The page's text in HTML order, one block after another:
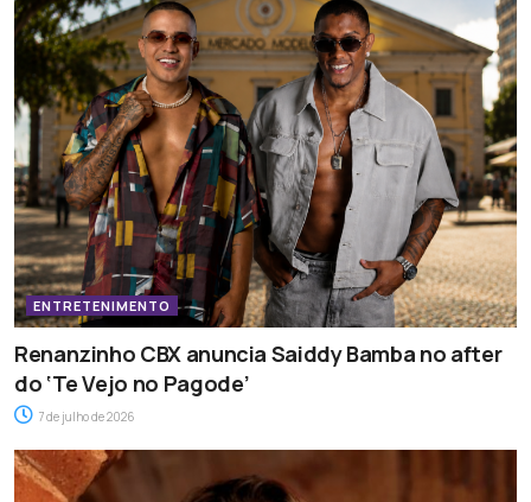
ENTRETENIMENTO
Renanzinho CBX anuncia Saiddy Bamba no after
do ‘Te Vejo no Pagode’
7 de julho de 2026